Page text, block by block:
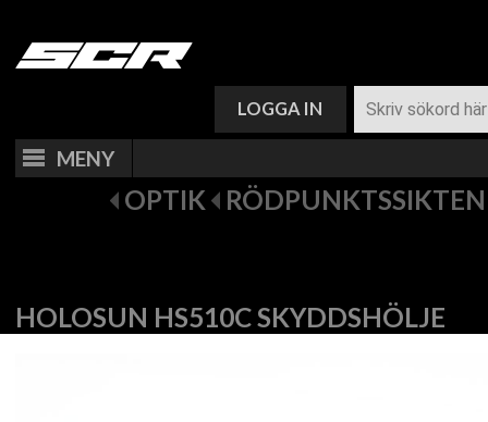
LOGGA IN
MENY
OPTIK RÖDPUNKTSSIKTEN
HOLOSUN HS510C SKYDDSHÖLJE